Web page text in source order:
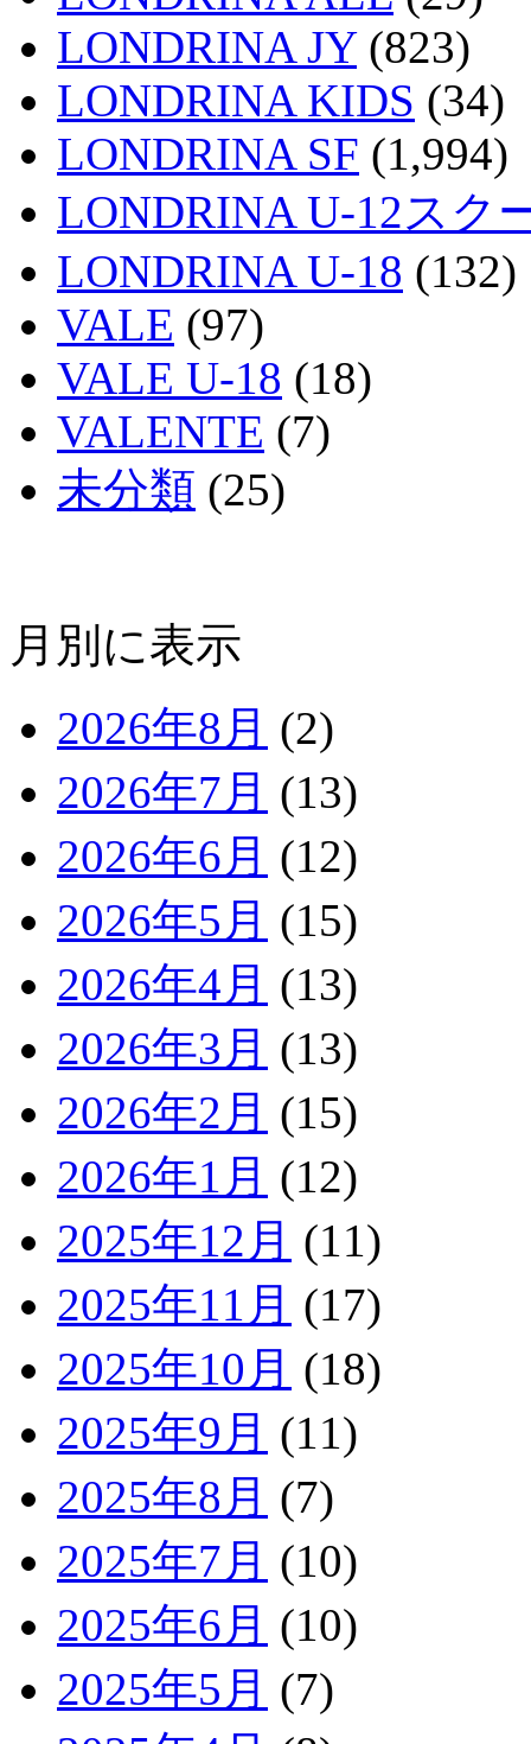
LONDRINA JY(823)
LONDRINA KIDS (34)
LONDRINA SF (1,994)
LONDRINA U-12スク
LONDRINA U-18 (132)
VALE (97)
VALE U-18 (18)
VALENTE (7)
未分類 (25)
月別に表示
2026年8月 (2)
2026年7月 (13)
2026年6月 (12)
2026年5月 (15)
2026年4月 (13)
2026年3月 (13)
2026年2月 (15)
2026年1月 (12)
2025年12月 (11)
2025年11月 (17)
2025年10月 (18)
2025年9月 (11)
2025年8月 (7)
2025年7月 (10)
2025年6月 (10)
2025年5月 (7)